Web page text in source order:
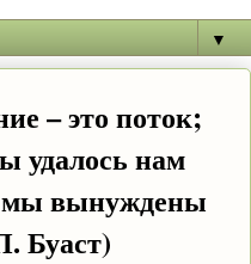
▼
– это поток;
удалось нам
мы вынуждены
Буаст)